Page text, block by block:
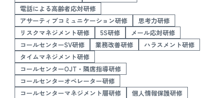
電話による高齢者応対研修
アサーティブコミュニケーション研修
思考力研修
リスクマネジメント研修
5S研修
メール応対研修
コールセンターSV研修
業務改善研修
ハラスメント研修
タイムマネジメント研修
コールセンターOJT・隣席指導研修
コールセンターオペレーター研修
コールセンターマネジメント層研修
個人情報保護研修